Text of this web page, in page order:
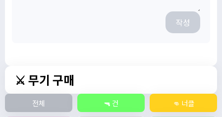
작성
⚔️ 무기 구매
전체 🔫 건 👊 너클